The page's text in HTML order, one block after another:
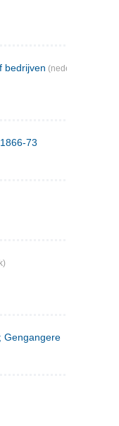
bedrijven (nederlandsk)
73
Gengangere